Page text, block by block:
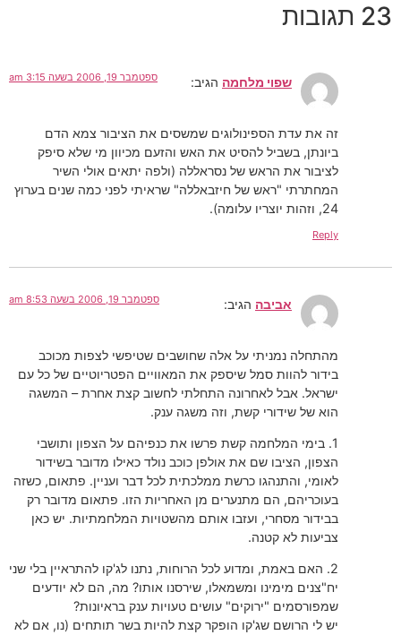
23 תגובות
שפוי מלחמה הגיב: ספטמבר 19, 2006 בשעה 3:15 am
זה את עדת הספינולוגים שמשסים את הציבור צמא הדם
ביונתן, בשביל להסיט את האש והזעם מכיוון מי שלא סיפק
לציבור את הראש של נסראללה (ולפה יתאים אולי השיר
המחתרתי "ראש של חיזבאללה" שראיתי לפני כמה שנים בערוץ
24, וזהות יוצריו עלומה).
Reply
אביבה הגיב: ספטמבר 19, 2006 בשעה 8:53 am
מהתחלה נמניתי על אלה שחושבים שטיפשי לצפות מכוכב
בידור להוות סמל שיספק את המאוויים הפטריוטיים של כל עם
ישראל. אבל לאחרונה התחלתי לחשוב קצת אחרת – המשגה
הוא של שידורי קשת, וזה משגה ענק.
1. בימי המלחמה קשת פרשו את כנפיהם על הצפון ותושבי
הצפון, הציבו שם את אולפן כוכב נולד כאילו מדובר בשידור
לאומי, והתנהגו כרשת ממלכתית לכל דבר ועניין. פתאום, כשזה
בעוכריהם, הם מתנערים מן האחריות הזו. פתאום מדובר רק
בבידור מסחרי, ועזבו אותם מהשטויות המלחמתיות. יש כאן
צביעות לא קטנה.
2. האם באמת, ומדוע לכל הרוחות, נתנו לג'קו להתראיין בלי שני
יח"צנים מימינו ומשמאלו, שירסנו אותו? מה, הם לא יודעים
שמפורסמים "ירוקים" עושים טעויות ענק בראיונות?
יש לי הרושם שג'קו הופקר קצת להיות בשר תותחים (נו, אם לא